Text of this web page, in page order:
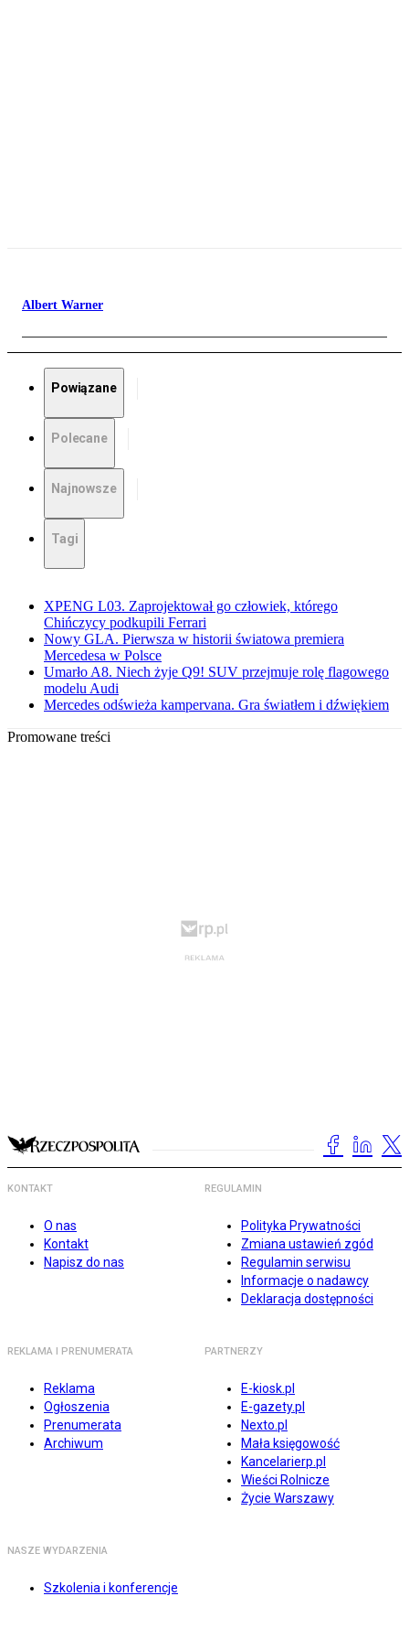
Albert Warner
Powiązane
Polecane
Najnowsze
Tagi
XPENG L03. Zaprojektował go człowiek, którego
Chińczycy podkupili Ferrari
Nowy GLA. Pierwsza w historii światowa premiera
Mercedesa w Polsce
Umarło A8. Niech żyje Q9! SUV przejmuje rolę flagowego
modelu Audi
Mercedes odświeża kampervana. Gra światłem i dźwiękiem
Promowane treści
KONTAKT
O nas
Kontakt
Napisz do nas
REGULAMIN
Polityka Prywatności
Zmiana ustawień zgód
Regulamin serwisu
Informacje o nadawcy
Deklaracja dostępności
REKLAMA I PRENUMERATA
Reklama
Ogłoszenia
Prenumerata
Archiwum
PARTNERZY
E-kiosk.pl
E-gazety.pl
Nexto.pl
Mała księgowość
Kancelarierp.pl
Wieści Rolnicze
Życie Warszawy
NASZE WYDARZENIA
Szkolenia i konferencje